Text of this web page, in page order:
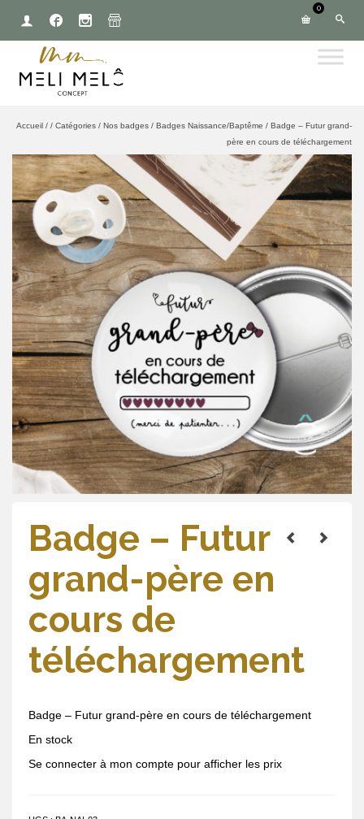
0
Accueil / / Catégories / Nos badges / Badges Naissance/Baptême / Badge – Futur grand-
père en cours de téléchargement
Badge – Futur
grand-père en
cours de
téléchargement
Badge – Futur grand-père en cours de téléchargement
En stock
Se connecter à mon compte pour afficher les prix